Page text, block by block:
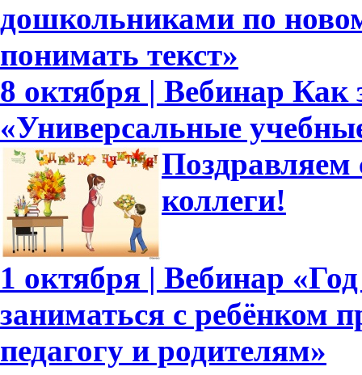
дошкольниками по
понимать текст»
8 октября | Вебинар Как
«Универсальные
Поздравляем
коллеги!
1 октября | Вебинар
заниматься с ребёнком
педагогу и родителям»